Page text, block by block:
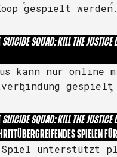
gespielt werden.
SUICIDE SQUAD: KILL THE JUSTICE
kann nur online
gespielt
SUICIDE SQUAD: KILL THE JUSTICE
SPIELEN
unterstützt